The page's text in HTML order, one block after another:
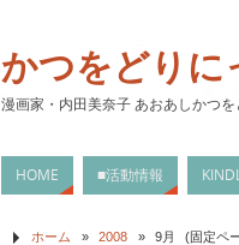
かつをどりに
漫画家・内田美奈子 あおあしかつ
HOME ■活動情報
ホーム » 2008 » 9月 (固定ペ